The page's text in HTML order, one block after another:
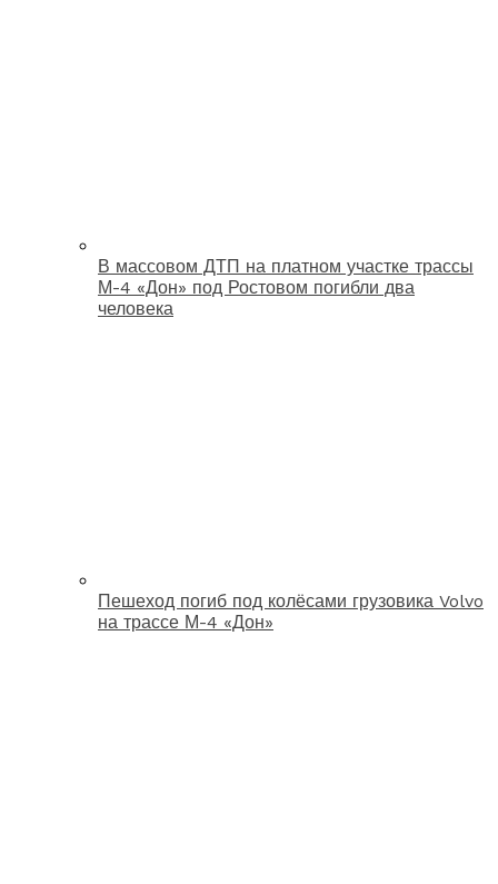
В массовом ДТП на платном участке трассы
М-4 «Дон» под Ростовом погибли два
человека
Пешеход погиб под колёсами грузовика Volvo
на трассе М-4 «Дон»